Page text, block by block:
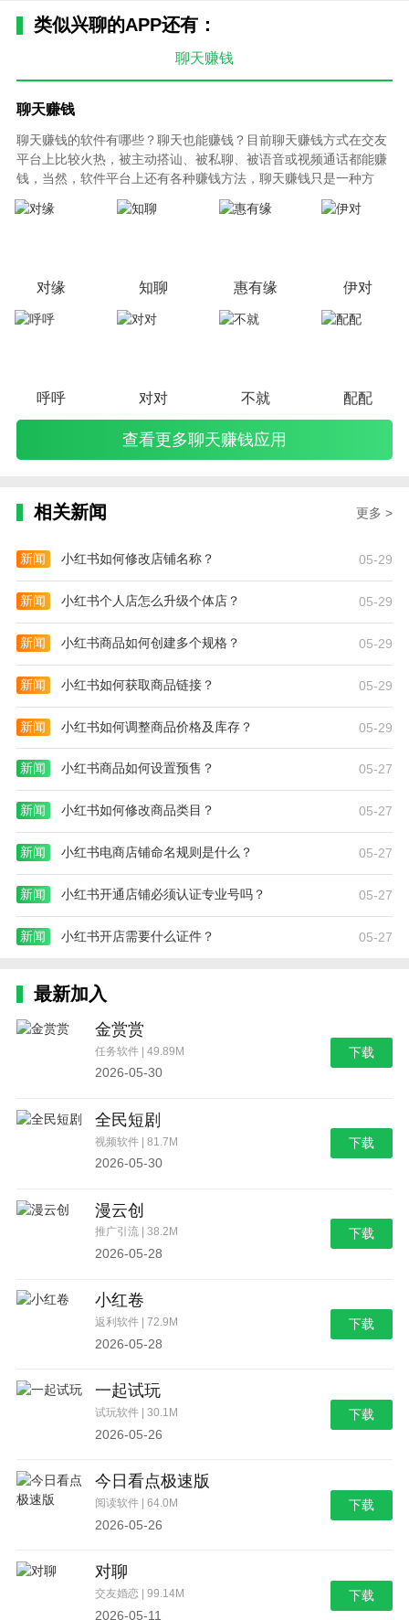
类似兴聊的APP还有：
聊天赚钱
聊天赚钱
聊天赚钱的软件有哪些？聊天也能赚钱？目前聊天赚钱方式在交友
平台上比较火热，被主动搭讪、被私聊、被语音或视频通话都能赚
钱，当然，软件平台上还有各种赚钱方法，聊天赚钱只是一种方
式，如今互联网越来越发达，各种赚钱方式层出不穷，聊天赚钱可
能是很轻松的一种了。
对缘 知聊 惠有缘 伊对
呼呼 对对 不就 配配
查看更多聊天赚钱应用
相关新闻 更多 >
新闻 小红书如何修改店铺名称？ 05-29
新闻 小红书个人店怎么升级个体店？ 05-29
新闻 小红书商品如何创建多个规格？ 05-29
新闻 小红书如何获取商品链接？ 05-29
新闻 小红书如何调整商品价格及库存？ 05-29
新闻 小红书商品如何设置预售？ 05-27
新闻 小红书如何修改商品类目？ 05-27
新闻 小红书电商店铺命名规则是什么？ 05-27
新闻 小红书开通店铺必须认证专业号吗？ 05-27
新闻 小红书开店需要什么证件？ 05-27
最新加入
金赏赏
任务软件 | 49.89M
2026-05-30
下载
全民短剧
视频软件 | 81.7M
2026-05-30
下载
漫云创
推广引流 | 38.2M
2026-05-28
下载
小红卷
返利软件 | 72.9M
2026-05-28
下载
一起试玩
试玩软件 | 30.1M
2026-05-26
下载
今日看点极速版
阅读软件 | 64.0M
2026-05-26
下载
对聊
交友婚恋 | 99.14M
2026-05-11
下载